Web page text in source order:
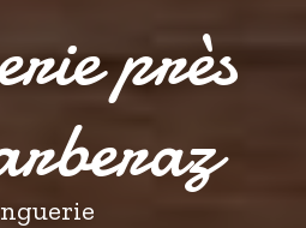
près